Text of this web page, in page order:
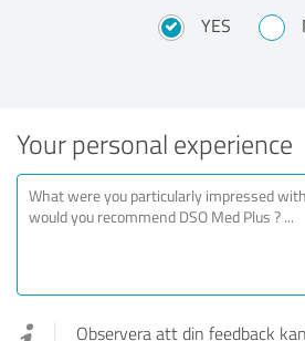
YES
Your personal experience
Observera att din feedback